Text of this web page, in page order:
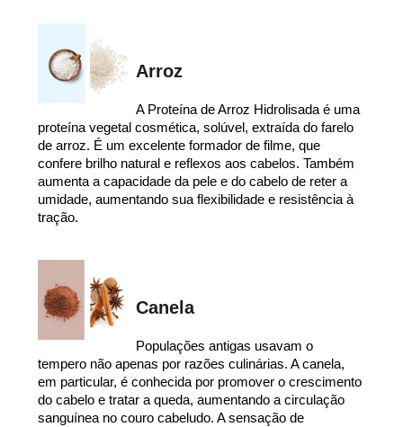
Arroz
A Proteína de Arroz Hidrolisada é uma
proteína vegetal cosmética, solúvel, extraída do farelo
de arroz. É um excelente formador de filme, que
confere brilho natural e reflexos aos cabelos. Também
aumenta a capacidade da pele e do cabelo de reter a
umidade, aumentando sua flexibilidade e resistência à
tração.
Canela
Populações antigas usavam o
tempero não apenas por razões culinárias. A canela,
em particular, é conhecida por promover o crescimento
do cabelo e tratar a queda, aumentando a circulação
sanguínea no couro cabeludo. A sensação de